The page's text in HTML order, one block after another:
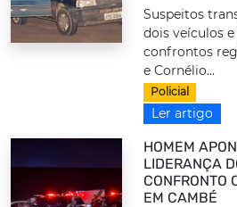
Suspeitos
dois veículos
confrontos
e Cornélio...
Policial
Ler artigo
HOMEM
LIDERANÇA
CONFRONTO
EM CAMBÉ